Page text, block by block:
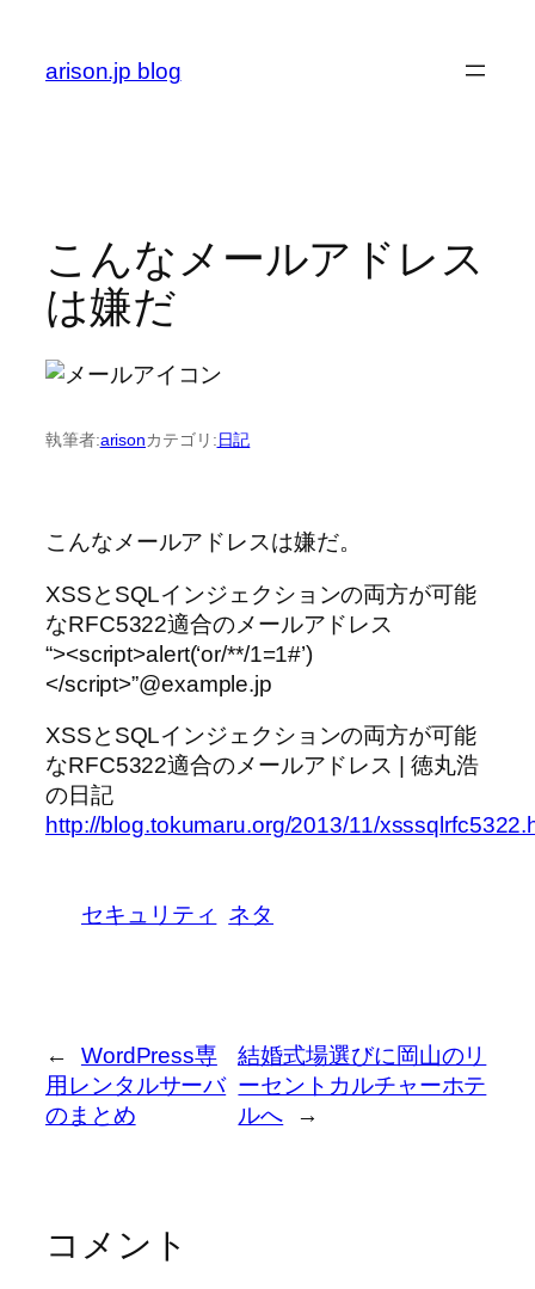
arison.jp blog
こんなメールアドレス
は嫌だ
執筆者:arisonカテゴリ:日記
こんなメールアドレスは嫌だ。
XSSとSQLインジェクションの両方が可能
なRFC5322適合のメールアドレス
“><script>alert(‘or/**/1=1#’)
</script>”@example.jp
XSSとSQLインジェクションの両方が可能
なRFC5322適合のメールアドレス | 徳丸浩
の日記
http://blog.tokumaru.org/2013/11/
セキュリティ ネタ
←
WordPress専
用レンタルサーバ
のまとめ
結婚式場選びに岡山のリ
ーセントカルチャーホテ
ルへ
→
コメント